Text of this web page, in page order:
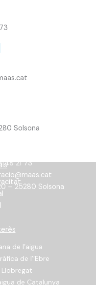
Solsona
48 21 73
– 25280 Solsona
de l’aigua
de l’’Ebre
Llobregat
de Catalunya